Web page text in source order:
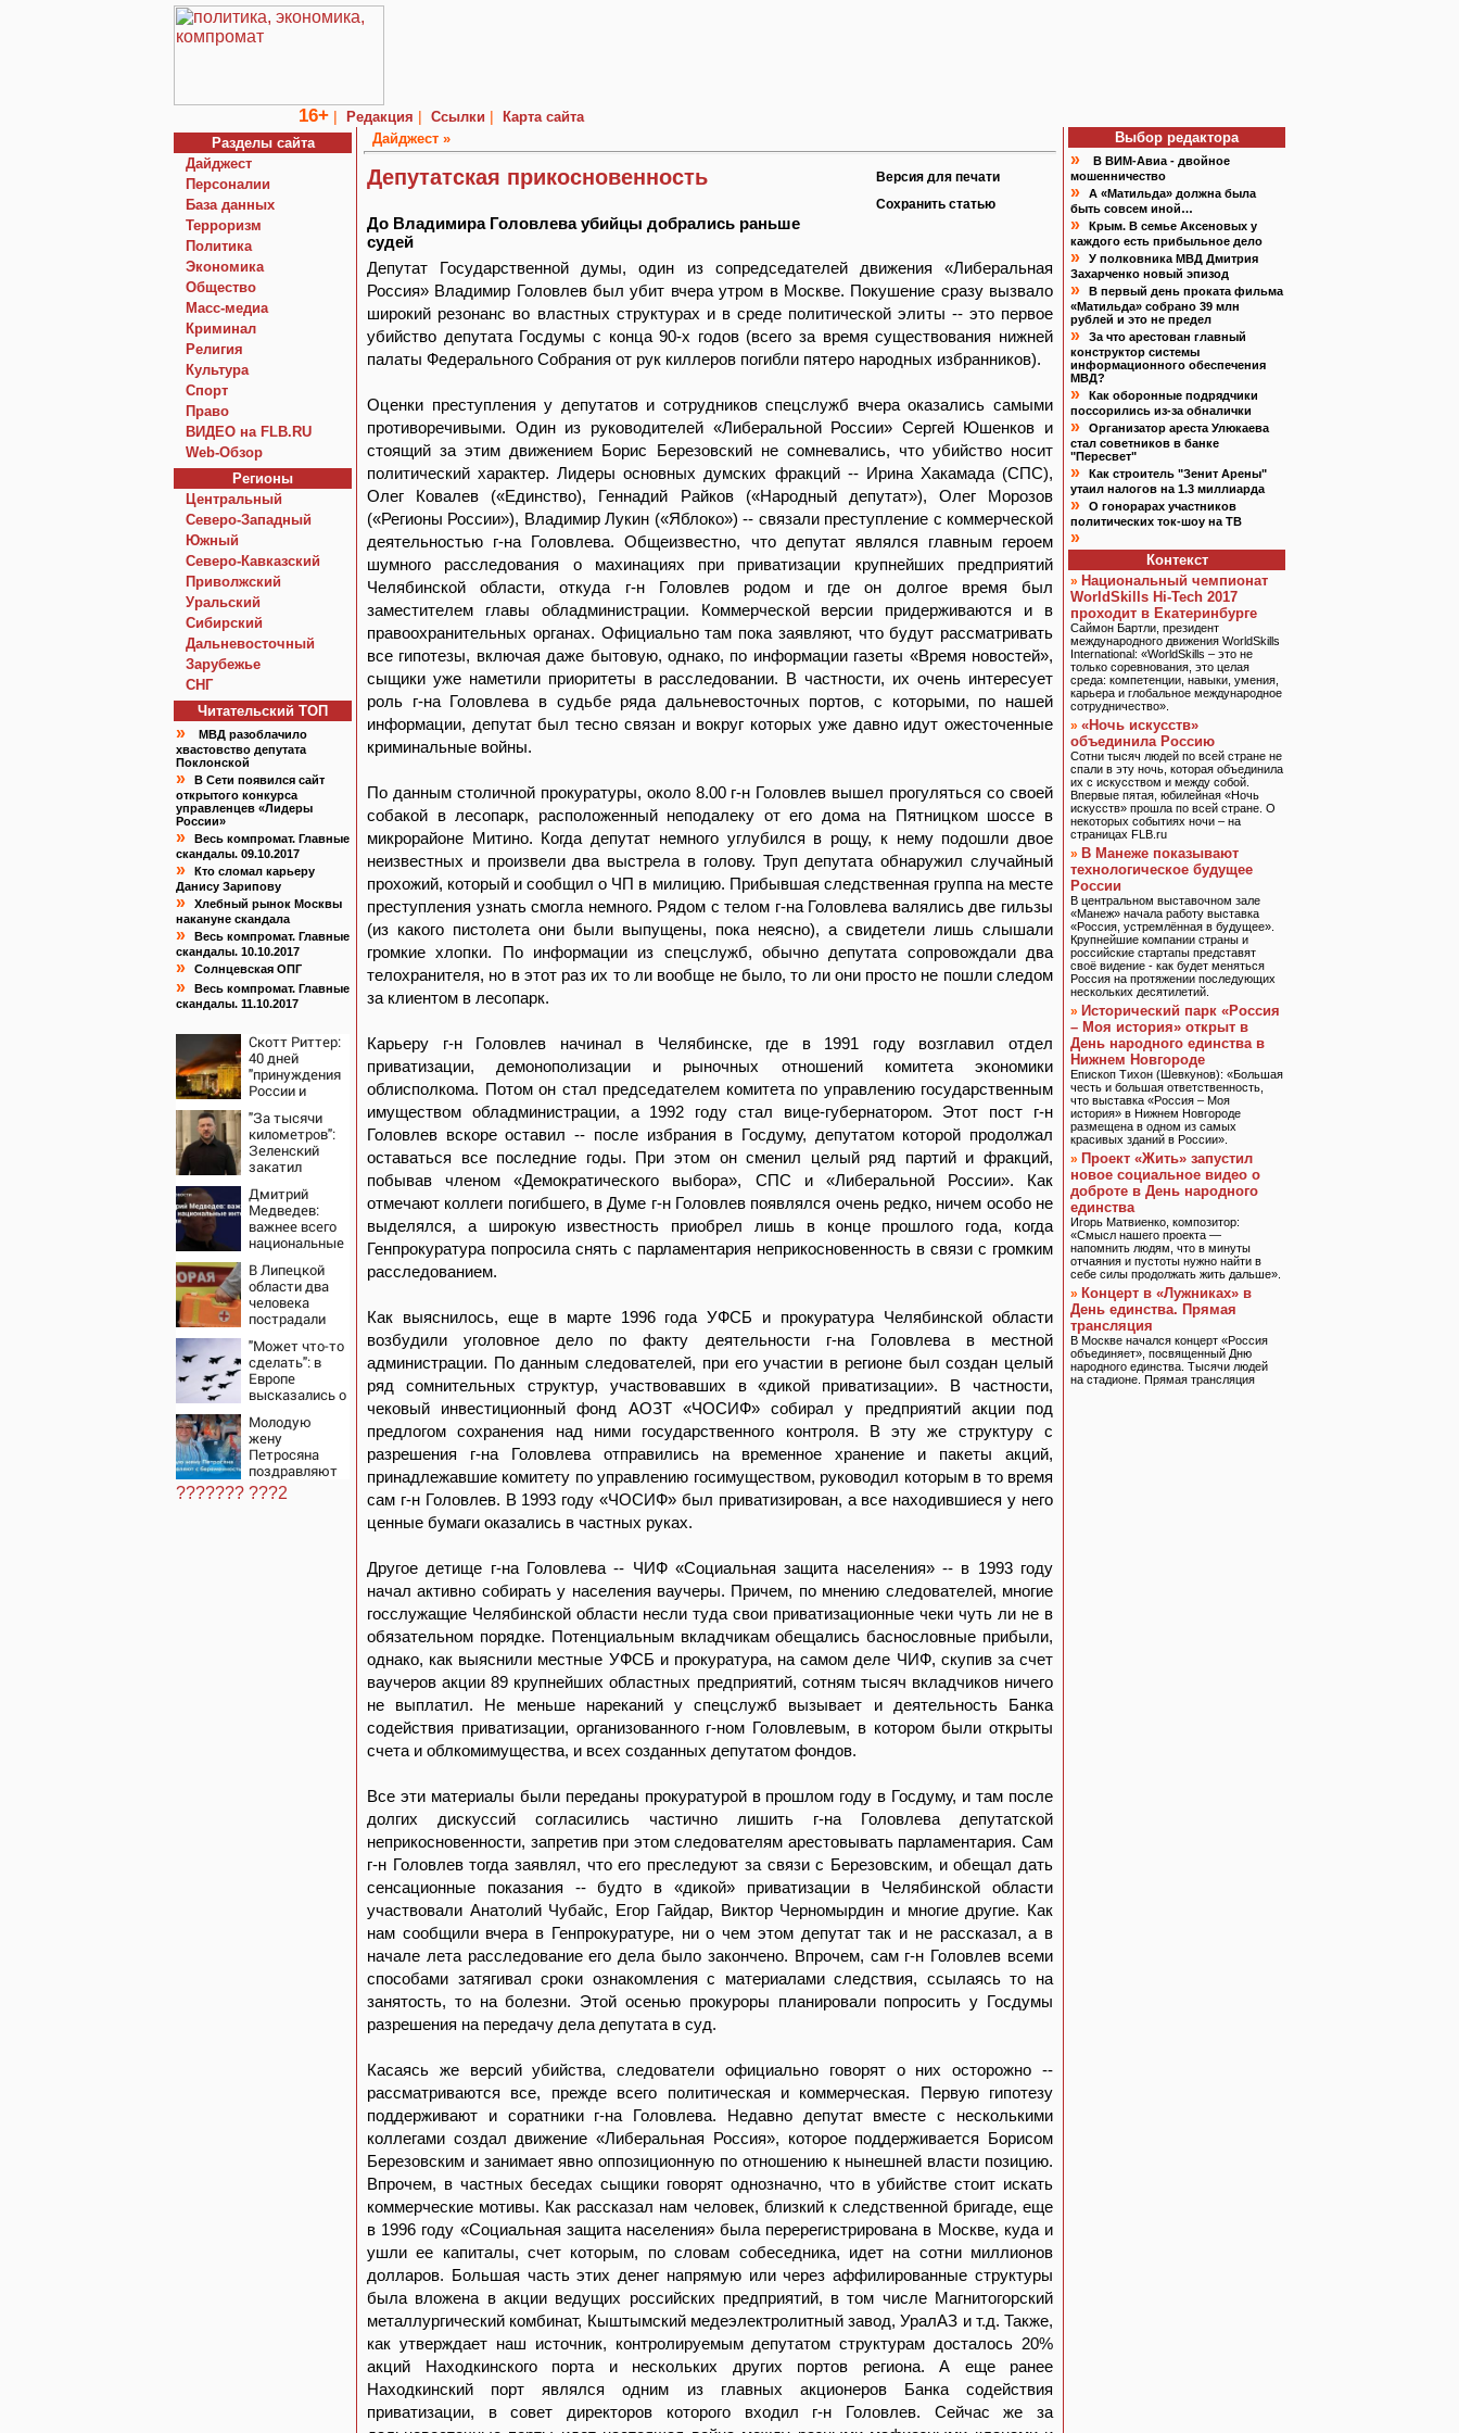
16+ | Редакция | Ссылки |
Карта сайта
Разделы сайта
Дайджест
Персоналии
База данных
Терроризм
Политика
Экономика
Общество
Macc-медиа
Криминал
Религия
Культура
Спорт
Право
ВИДЕО на FLB.RU
Web-Обзор
Регионы
Центральный
Северо-Западный
Южный
Северо-Кавказский
Приволжский
Уральский
Сибирский
Дальневосточный
Зарубежье
СНГ
Читательский TOП
»
МВД разоблачило
хвастовство депутата
Поклонской
»
В Сети появился сайт
открытого конкурса
управленцев «Лидеры
России»
»
Весь компромат. Главные
скандалы. 09.10.2017
»
Кто сломал карьеру
Данису Зарипову
»
Хлебный рынок Москвы
накануне скандала
»
Весь компромат. Главные
скандалы. 10.10.2017
» Солнцевская ОПГ
»
Весь компромат. Главные
скандалы. 11.10.2017
Скотт Риттер:
40 дней
"принуждения
России и
приблизили
крах режима
Зеленского
"За тысячи
километров":
Зеленский
закатил
Западу после
ночного удара
Дмитрий
Медведев:
важнее всего
национальные
России
В Липецкой
области два
человека
пострадали
БПЛА
"Может что-то
сделать": в
Европе
высказались о
России
Молодую
жену
Петросяна
поздравляют
с
беременностью
??????? ???2
Дайджест »
Депутатская прикосновенность
До Владимира Головлева убийцы добрались раньше
судей
Версия для печати
Сохранить статью
Депутат Государственной думы, один из сопредседателей движения «Либеральная
Россия» Владимир Головлев был убит вчера утром в Москве. Покушение сразу вызвало
широкий резонанс во властных структурах и в среде политической элиты -- это первое
убийство депутата Госдумы с конца 90-х годов (всего за время существования нижней
палаты Федерального Собрания от рук киллеров погибли пятеро народных избранников).
Оценки преступления у депутатов и сотрудников спецслужб вчера оказались самыми
противоречивыми. Один из руководителей «Либеральной России» Сергей Юшенков и
стоящий за этим движением Борис Березовский не сомневались, что убийство носит
политический характер. Лидеры основных думских фракций -- Ирина Хакамада (СПС),
Олег Ковалев («Единство), Геннадий Райков («Народный депутат»), Олег Морозов
(«Регионы России»), Владимир Лукин («Яблоко») -- связали преступление с коммерческой
деятельностью г-на Головлева. Общеизвестно, что депутат являлся главным героем
шумного расследования о махинациях при приватизации крупнейших предприятий
Челябинской области, откуда г-н Головлев родом и где он долгое время был
заместителем главы обладминистрации. Коммерческой версии придерживаются и в
правоохранительных органах. Официально там пока заявляют, что будут рассматривать
все гипотезы, включая даже бытовую, однако, по информации газеты «Время новостей»,
сыщики уже наметили приоритеты в расследовании. В частности, их очень интересует
роль г-на Головлева в судьбе ряда дальневосточных портов, с которыми, по нашей
информации, депутат был тесно связан и вокруг которых уже давно идут ожесточенные
криминальные войны.
По данным столичной прокуратуры, около 8.00 г-н Головлев вышел прогуляться со своей
собакой в лесопарк, расположенный неподалеку от его дома на Пятницком шоссе в
микрорайоне Митино. Когда депутат немного углубился в рощу, к нему подошли двое
неизвестных и произвели два выстрела в голову. Труп депутата обнаружил случайный
прохожий, который и сообщил о ЧП в милицию. Прибывшая следственная группа на месте
преступления узнать смогла немного. Рядом с телом г-на Головлева валялись две гильзы
(из какого пистолета они были выпущены, пока неясно), а свидетели лишь слышали
громкие хлопки. По информации из спецслужб, обычно депутата сопровождали два
телохранителя, но в этот раз их то ли вообще не было, то ли они просто не пошли следом
за клиентом в лесопарк.
Карьеру г-н Головлев начинал в Челябинске, где в 1991 году возглавил отдел
приватизации, демонополизации и рыночных отношений комитета экономики
облисполкома. Потом он стал председателем комитета по управлению государственным
имуществом обладминистрации, а 1992 году стал вице-губернатором. Этот пост г-н
Головлев вскоре оставил -- после избрания в Госдуму, депутатом которой продолжал
оставаться все последние годы. При этом он сменил целый ряд партий и фракций,
побывав членом «Демократического выбора», СПС и «Либеральной России». Как
отмечают коллеги погибшего, в Думе г-н Головлев появлялся очень редко, ничем особо не
выделялся, а широкую известность приобрел лишь в конце прошлого года, когда
Генпрокуратура попросила снять с парламентария неприкосновенность в связи с громким
расследованием.
Как выяснилось, еще в марте 1996 года УФСБ и прокуратура Челябинской области
возбудили уголовное дело по факту деятельности г-на Головлева в местной
администрации. По данным следователей, при его участии в регионе был создан целый
ряд сомнительных структур, участвовавших в «дикой приватизации». В частности,
чековый инвестиционный фонд АОЗТ «ЧОСИФ» собирал у предприятий акции под
предлогом сохранения над ними государственного контроля. В эту же структуру с
разрешения г-на Головлева отправились на временное хранение и пакеты акций,
принадлежавшие комитету по управлению госимуществом, руководил которым в то время
сам г-н Головлев. В 1993 году «ЧОСИФ» был приватизирован, а все находившиеся у него
ценные бумаги оказались в частных руках.
Другое детище г-на Головлева -- ЧИФ «Социальная защита населения» -- в 1993 году
начал активно собирать у населения ваучеры. Причем, по мнению следователей, многие
госслужащие Челябинской области несли туда свои приватизационные чеки чуть ли не в
обязательном порядке. Потенциальным вкладчикам обещались баснословные прибыли,
однако, как выяснили местные УФСБ и прокуратура, на самом деле ЧИФ, скупив за счет
ваучеров акции 89 крупнейших областных предприятий, сотням тысяч вкладчиков ничего
не выплатил. Не меньше нареканий у спецслужб вызывает и деятельность Банка
содействия приватизации, организованного г-ном Головлевым, в котором были открыты
счета и облкомимущества, и всех созданных депутатом фондов.
Все эти материалы были переданы прокуратурой в прошлом году в Госдуму, и там после
долгих дискуссий согласились частично лишить г-на Головлева депутатской
неприкосновенности, запретив при этом следователям арестовывать парламентария. Сам
г-н Головлев тогда заявлял, что его преследуют за связи с Березовским, и обещал дать
сенсационные показания -- будто в «дикой» приватизации в Челябинской области
участвовали Анатолий Чубайс, Егор Гайдар, Виктор Черномырдин и многие другие. Как
нам сообщили вчера в Генпрокуратуре, ни о чем этом депутат так и не рассказал, а в
начале лета расследование его дела было закончено. Впрочем, сам г-н Головлев всеми
способами затягивал сроки ознакомления с материалами следствия, ссылаясь то на
занятость, то на болезни. Этой осенью прокуроры планировали попросить у Госдумы
разрешения на передачу дела депутата в суд.
Касаясь же версий убийства, следователи официально говорят о них осторожно --
рассматриваются все, прежде всего политическая и коммерческая. Первую гипотезу
поддерживают и соратники г-на Головлева. Недавно депутат вместе с несколькими
коллегами создал движение «Либеральная Россия», которое поддерживается Борисом
Березовским и занимает явно оппозиционную по отношению к нынешней власти позицию.
Впрочем, в частных беседах сыщики говорят однозначно, что в убийстве стоит искать
коммерческие мотивы. Как рассказал нам человек, близкий к следственной бригаде, еще
в 1996 году «Социальная защита населения» была перерегистрирована в Москве, куда и
ушли ее капиталы, счет которым, по словам собеседника, идет на сотни миллионов
долларов. Большая часть этих денег напрямую или через аффилированные структуры
была вложена в акции ведущих российских предприятий, в том числе Магнитогорский
металлургический комбинат, Кыштымский медеэлектролитный завод, УралАЗ и т.д. Также,
как утверждает наш источник, контролируемым депутатом структурам досталось 20%
акций Находкинского порта и нескольких других портов региона. А еще ранее
Находкинский порт являлся одним из главных акционеров Банка содействия
приватизации, в совет директоров которого входил г-н Головлев. Сейчас же за
Выбор редактора
»
В ВИМ-Авиа - двойное
мошенничество
»
А «Матильда» должна была
быть совсем иной…
»
Крым. В семье Аксеновых у
каждого есть прибыльное дело
»
У полковника МВД Дмитрия
Захарченко новый эпизод
»
В первый день проката фильма
«Матильда» собрано 39 млн
рублей и это не предел
»
За что арестован главный
конструктор системы
информационного обеспечения
МВД?
»
Как оборонные подрядчики
поссорились из-за обналички
»
Организатор ареста Улюкаева
стал советников в банке
"Пересвет"
»
Как строитель "Зенит Арены"
утаил налогов на 1.3 миллиарда
»
О гонорарах участников
политических ток-шоу на ТВ
»
Контекст
» Национальный чемпионат
WorldSkills Hi-Tech 2017
проходит в Екатеринбурге
Саймон Бартли, президент
международного движения WorldSkills
International: «WorldSkills – это не
только соревнования, это целая
среда: компетенции, навыки, умения,
карьера и глобальное международное
сотрудничество».
» «Ночь искусств»
объединила Россию
Сотни тысяч людей по всей стране не
спали в эту ночь, которая объединила
их с искусством и между собой.
Впервые пятая, юбилейная «Ночь
искусств» прошла по всей стране. О
некоторых событиях ночи – на
страницах FLB.ru
» В Манеже показывают
технологическое будущее
России
В центральном выставочном зале
«Манеж» начала работу выставка
«Россия, устремлённая в будущее».
Крупнейшие компании страны и
российские стартапы представят
своё видение - как будет меняться
Россия на протяжении последующих
нескольких десятилетий.
» Исторический парк «Россия
– Моя история» открыт в
День народного единства в
Нижнем Новгороде
Епископ Тихон (Шевкунов): «Большая
честь и большая ответственность,
что выставка «Россия – Моя
история» в Нижнем Новгороде
размещена в одном из самых
красивых зданий в России».
» Проект «Жить» запустил
новое социальное видео о
доброте в День народного
единства
Игорь Матвиенко, композитор:
«Смысл нашего проекта —
напомнить людям, что в минуты
отчаяния и пустоты нужно найти в
себе силы продолжать жить дальше».
» Концерт в «Лужниках» в
День единства. Прямая
трансляция
В Москве начался концерт «Россия
объединяет», посвященный Дню
народного единства. Тысячи людей
на стадионе. Прямая трансляция